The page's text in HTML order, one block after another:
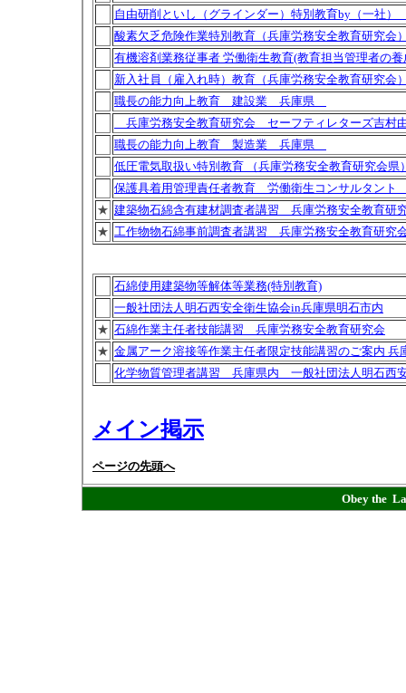
自由研削といし（グラインダー）特別教育by（一社
酸素欠乏危険作業特別教育（兵庫労務安全教育研究会
有機溶剤業務従事者 労働衛生教育(教育担当管理者の養
新入社員（雇入れ時）教育（兵庫労務安全教育研究
職長の能力向上教育 建設業 兵庫県
兵庫労務安全教育研究会 セーフティレターズ吉村
職長の能力向上教育 製造業 兵庫県
低圧電気取扱い特別教育 （兵庫労務安全教育研究会県
保護具着用管理責任者教育 労働衛生コンサルタン
★ 建築物石綿含有建材調査者講習 兵庫労務安全教育研
★ 工作物物石綿事前調査者講習 兵庫労務安全教育研究
石綿使用建築物等解体等業務(特別教育)
一般社団法人明石西安全衛生協会in兵庫県明石市内
★ 石綿作業主任者技能講習 兵庫労務安全教育研究会
★ 金属アーク溶接等作業主任者限定技能講習のご案内 兵
化学物質管理者講習 兵庫県内 一般社団法人明石西
メイン掲示
ページの先頭へ
Obey the